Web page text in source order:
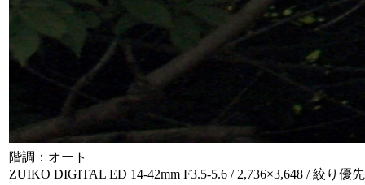
階調：オート
ZUIKO DIGITAL ED 14-42mm F3.5-5.6 / 2,736×3,648 / 絞り優